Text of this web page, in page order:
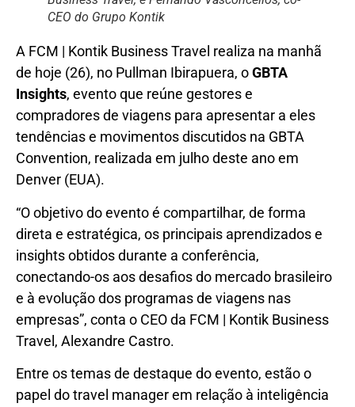
CEO do Grupo Kontik
A FCM | Kontik Business Travel realiza na manhã
de hoje (26), no Pullman Ibirapuera, oGBTA
Insights, evento que reúne gestores e
compradores de viagens para apresentar a eles
tendências e movimentos discutidos na GBTA
Convention, realizada em julho deste ano em
Denver (EUA).
“O objetivo do evento é compartilhar, de forma
direta e estratégica, os principais aprendizados e
insights obtidos durante a conferência,
conectando-os aos desafios do mercado brasileiro
e à evolução dos programas de viagens nas
empresas”, conta o CEO da FCM | Kontik Business
Travel, Alexandre Castro.
Entre os temas de destaque do evento, estão o
papel do travel manager em relação à inteligência